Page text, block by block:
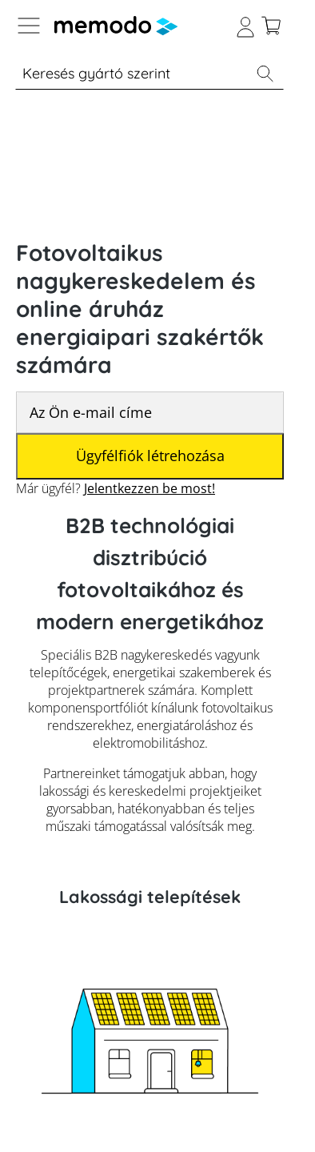
to B2B platform navigation
% Akció Otthoni energiatárolók
Fotovoltaikus
nagykereskedelem és
online áruház
energiaipari szakértők
számára
Már ügyfél? Jelentkezzen be most!
B2B technológiai
disztribúció
fotovoltaikához és
modern energetikához
Speciális B2B nagykereskedés vagyunk
telepítőcégek, energetikai szakemberek és
projektpartnerek számára. Komplett
komponensportfóliót kínálunk fotovoltaikus
rendszerekhez, energiatároláshoz és
elektromobilitáshoz.
Partnereinket támogatjuk abban, hogy
lakossági és kereskedelmi projektjeiket
gyorsabban, hatékonyabban és teljes
műszaki támogatással valósítsák meg.
Lakossági telepítések